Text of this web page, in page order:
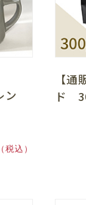
ン
（税込）
【
ド